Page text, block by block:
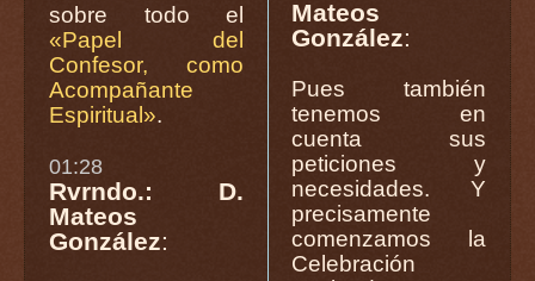
sobre todo el
«Papel del
Confesor, como
Acompañante
Espiritual».
01:28
Rvrndo.: D.
Mateos
González:
Mateos
González:
Pues también
tenemos en
cuenta sus
peticiones y
necesidades. Y
precisamente
comenzamos la
Celebración